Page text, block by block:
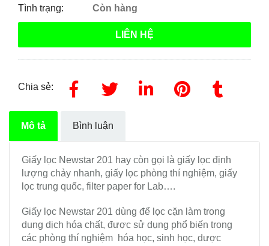
Tình trạng: Còn hàng
LIÊN HỆ
Chia sẻ:
Mô tả Bình luận
Giấy lọc Newstar 201 hay còn gọi là giấy lọc định
lượng chảy nhanh, giấy lọc phòng thí nghiệm, giấy
lọc trung quốc, filter paper for Lab….
Giấy lọc Newstar 201 dùng để lọc cặn làm trong
dung dịch hóa chất, được sử dụng phổ biến trong
các phòng thí nghiệm hóa học, sinh học, dược